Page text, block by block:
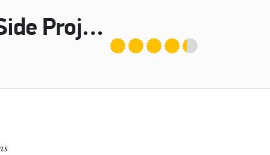
Пиво Blanc de Blancs (Vintage 2020) - Side Project Brewing